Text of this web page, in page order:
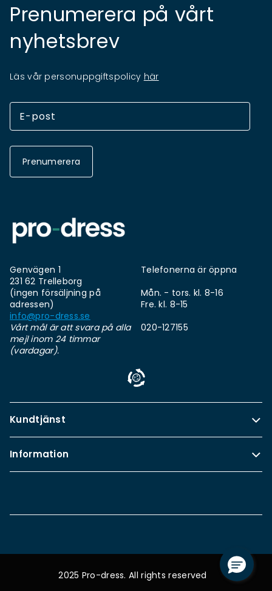
Prenumerera på vårt
nyhetsbrev
Läs vår personuppgiftspolicy här
Prenumerera
Genvägen 1
231 62 Trelleborg
(ingen försäljning på
adressen)
info@pro-dress.se
Vårt mål är att svara på alla
mejl inom 24 timmar
(vardagar).
Telefonerna är öppna
Mån. - tors. kl. 8-16
Fre. kl. 8-15
020-127155
Kundtjänst
Information
2025 Pro-dress. All rights reserved